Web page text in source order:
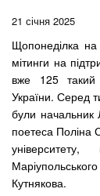
21 січня 2025
Щопонеділка
мітинги на
вже 125 такий
України. Серед
були начальник
поетеса Поліна
Кутнякова.